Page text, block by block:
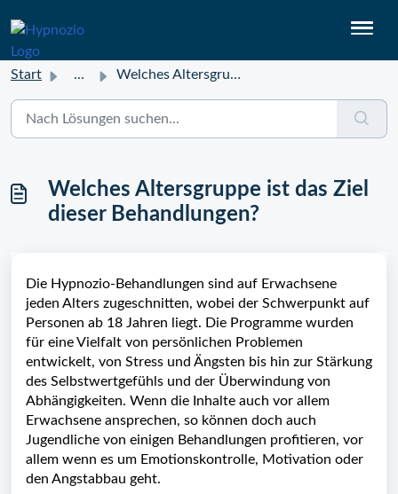
Start ... Welches Altersgruppe ist das Ziel dieser Behandlungen?
Welches Altersgruppe ist das Ziel
dieser Behandlungen?
Die Hypnozio-Behandlungen sind auf Erwachsene
jeden Alters zugeschnitten, wobei der Schwerpunkt auf
Personen ab 18 Jahren liegt. Die Programme wurden
für eine Vielfalt von persönlichen Problemen
entwickelt, von Stress und Ängsten bis hin zur Stärkung
des Selbstwertgefühls und der Überwindung von
Abhängigkeiten. Wenn die Inhalte auch vor allem
Erwachsene ansprechen, so können doch auch
Jugendliche von einigen Behandlungen profitieren, vor
allem wenn es um Emotionskontrolle, Motivation oder
den Angstabbau geht.